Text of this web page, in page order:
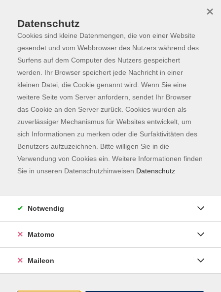
Skip to main content
Programm
Der Kurs konnte nicht gefunden werden.
Kontaktformular
Impressum
AGB
Datenschutzerklärung
Datenschutz
Cookies sind kleine Datenmengen, die von einer Website
gesendet und vom Webbrowser des Nutzers während des
Surfens auf dem Computer des Nutzers gespeichert
werden. Ihr Browser speichert jede Nachricht in einer
kleinen Datei, die Cookie genannt wird. Wenn Sie eine
weitere Seite vom Server anfordern, sendet Ihr Browser
das Cookie an den Server zurück. Cookies wurden als
zuverlässiger Mechanismus für Websites entwickelt, um
sich Informationen zu merken oder die Surfaktivitäten des
Benutzers aufzuzeichnen. Bitte willigen Sie in die
Verwendung von Cookies ein. Weitere Informationen finden
Sie in unseren Datenschutzhinweisen. Datenschutz
×
Notwendig
Matomo
Maileon